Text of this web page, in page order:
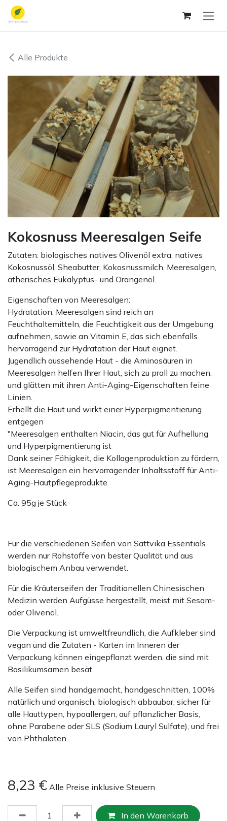
Zum Inhalt springen
Alle Produkte
Kokosnuss Meeresalgen Seife
Zutaten: biologisches natives Olivenöl extra, natives
Kokosnussöl, Sheabutter, Kokosnussmilch, Meeresalgen,
ätherisches Eukalyptus- und Orangenöl.
Eigenschaften von Meeresalgen:
Hydratation: Meeresalgen sind reich an
Feuchthaltemitteln, die Feuchtigkeit aus der Umgebung
aufnehmen, sowie an Vitamin E, das sich ebenfalls
hervorragend zur Hydratation der Haut eignet.
Jugendlich aussehende Haut - die Aminosäuren in
Meeresalgen helfen Ihrer Haut, sich zu prall zu machen,
und glätten mit ihren Anti-Aging-Eigenschaften feine
Linien.
Erhellt die Haut und wirkt einer Hyperpigmentierung
entgegen
"Meeresalgen enthalten Niacin, das gut für Aufhellung
und Hyperpigmentierung ist
Dank seiner Fähigkeit, die Kollagenproduktion zu fördern,
ist Meeresalgen ein hervorragender Inhaltsstoff für Anti-
Aging-Hautpflegeprodukte.
Ca. 95g je Stück
Für die verschiedenen Seifen von Sattvika Essentials
werden nur Rohstoffe von bester Qualität und aus
biologischem Anbau verwendet.
Für die Kräuterseifen der Traditionellen Chinesischen
Medizin werden Aufgüsse hergestellt, meist mit Sesam-
oder Olivenöl.
Die Verpackung ist umweltfreundlich, die Aufkleber sind
vegan und die Zutaten - Karten im Inneren der
Verpackung können eingepflanzt werden, die sind mit
Basilikumsamen besät.
Alle Seifen sind handgemacht, handgeschnitten, 100%
natürlich und organisch, biologisch abbaubar, sicher für
alle Hauttypen, hypoallergen, auf pflanzlicher Basis,
ohne Parabene oder SLS (Sodium Lauryl Sulfate), und frei
von Phthalaten.
8,23 € Alle Preise inklusive Steuern
In den Warenkorb